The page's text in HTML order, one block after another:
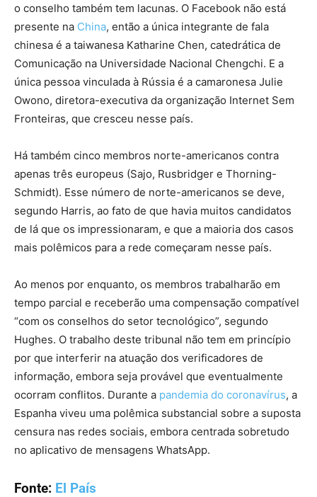
o conselho também tem lacunas. O Facebook não está
presente na China, então a única integrante de fala
chinesa é a taiwanesa Katharine Chen, catedrática de
Comunicação na Universidade Nacional Chengchi. E a
única pessoa vinculada à Rússia é a camaronesa Julie
Owono, diretora-executiva da organização Internet Sem
Fronteiras, que cresceu nesse país.
Há também cinco membros norte-americanos contra
apenas três europeus (Sajo, Rusbridger e Thorning-
Schmidt). Esse número de norte-americanos se deve,
segundo Harris, ao fato de que havia muitos candidatos
de lá que os impressionaram, e que a maioria dos casos
mais polêmicos para a rede começaram nesse país.
Ao menos por enquanto, os membros trabalharão em
tempo parcial e receberão uma compensação compatível
“com os conselhos do setor tecnológico”, segundo
Hughes. O trabalho deste tribunal não tem em princípio
por que interferir na atuação dos verificadores de
informação, embora seja provável que eventualmente
ocorram conflitos. Durante a pandemia do coronavírus, a
Espanha viveu uma polêmica substancial sobre a suposta
censura nas redes sociais, embora centrada sobretudo
no aplicativo de mensagens WhatsApp.
Fonte: El País